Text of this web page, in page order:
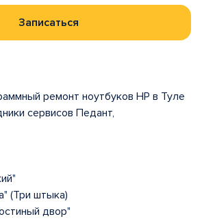
Записаться
ремонт ноутбуков HP в Туле
сервисов Педант,
(Три штыка)
двор"